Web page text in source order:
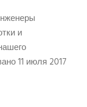
и
11 июля 2017